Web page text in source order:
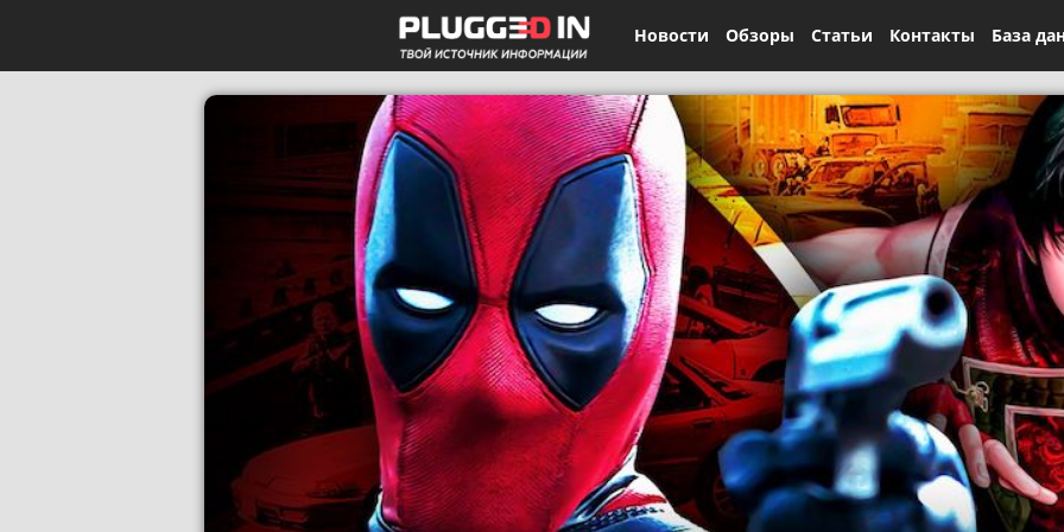
Новости Обзоры Статьи Контакты База